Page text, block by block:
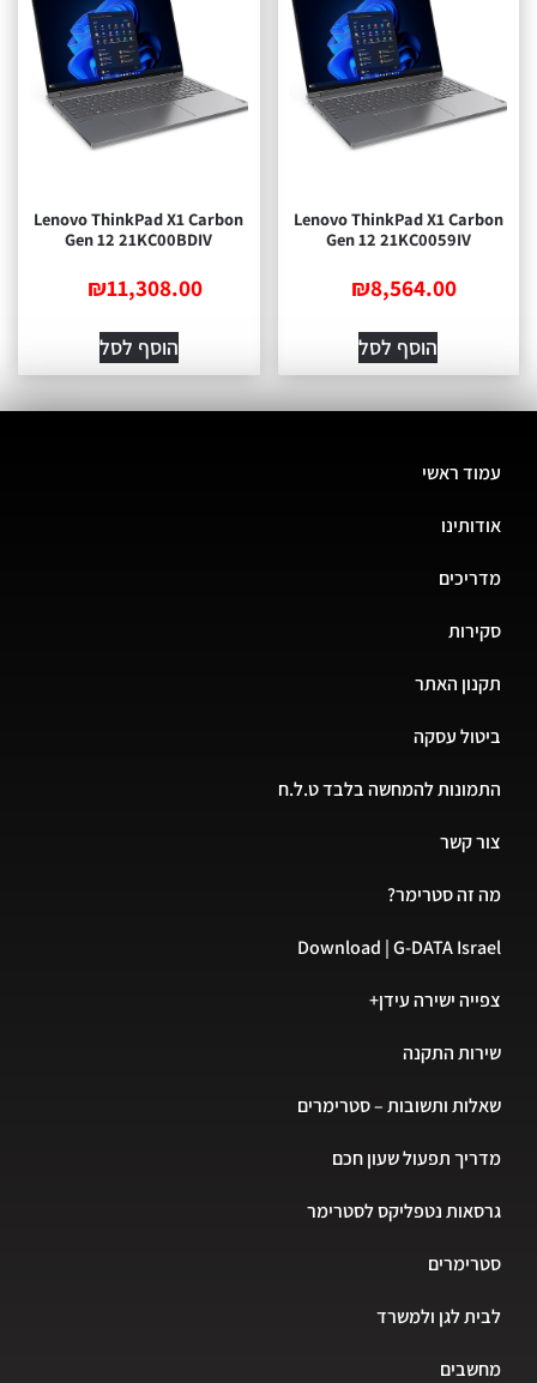
Lenovo ThinkPad X1 Carbon
Gen 12 21KC0059IV
₪8,564.00
הוסף לסל
Lenovo ThinkPad X1 Carbon
Gen 12 21KC00BDIV
₪11,308.00
הוסף לסל
עמוד ראשי
אודותינו
מדריכים
סקירות
תקנון האתר
ביטול עסקה
התמונות להמחשה בלבד ט.ל.ח
צור קשר
מה זה סטרימר?
Download | G-DATA Israel
צפייה ישירה עידן+
שירות התקנה
שאלות ותשובות – סטרימרים
מדריך תפעול שעון חכם
גרסאות נטפליקס לסטרימר
סטרימרים
לבית לגן ולמשרד
מחשבים